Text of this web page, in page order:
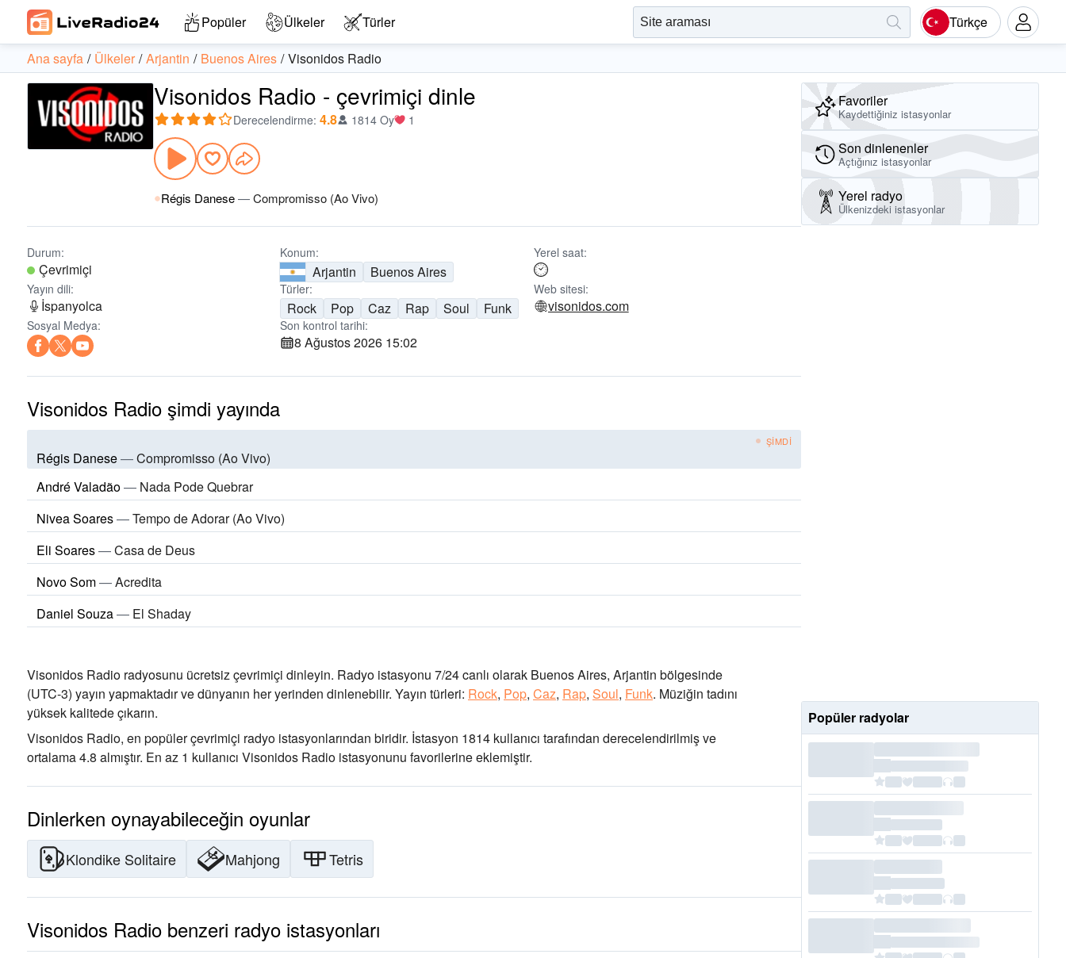
Popüler Ülkeler Türler Türkçe
Ana sayfa Ülkeler Arjantin Buenos Aires Visonidos Radio
Visonidos Radio - çevrimiçi dinle
Derecelendirme: 4.8 1814 Oy 1
Régis Danese—Compromisso (Ao Vivo)
Durum:
Çevrimiçi
Konum:
Arjantin Buenos Aires
Yerel saat:
Yayın dili:
İspanyolca
Türler:
Rock Pop Caz Rap Soul Funk
Web sitesi:
visonidos.com
Sosyal Medya: Son kontrol tarihi:
8 Ağustos 2026 15:02
Visonidos Radio şimdi yayında
ŞIMDI
Régis Danese—Compromisso (Ao Vivo)
André Valadão— Nada Pode Quebrar
Nivea Soares—Tempo de Adorar (Ao Vivo)
Eli Soares—Casa de Deus
Novo Som—Acredita
Daniel Souza— El Shaday
Visonidos Radio radyosunu ücretsiz çevrimiçi dinleyin. Radyo istasyonu 7/24 canlı olarak Buenos Aires, Arjantin bölgesinde
(UTC-3) yayın yapmaktadır ve dünyanın her yerinden dinlenebilir. Yayın türleri: Rock, Pop, Caz, Rap, Soul, Funk. Müziğin tadını
yüksek kalitede çıkarın.
Visonidos Radio, en popüler çevrimiçi radyo istasyonlarından biridir. İstasyon 1814 kullanıcı tarafından derecelendirilmiş ve
ortalama 4.8 almıştır. En az 1 kullanıcı Visonidos Radio istasyonunu favorilerine eklemiştir.
Dinlerken oynayabileceğin oyunlar
Klondike Solitaire Mahjong Tetris
Visonidos Radio benzeri radyo istasyonları
Favoriler
Kaydettiğiniz istasyonlar
Son dinlenenler
Açtığınız istasyonlar
Yerel radyo
Ülkenizdeki istasyonlar
Popüler radyolar